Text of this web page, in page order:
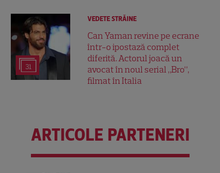
31
VEDETE STRĂINE
Can Yaman revine pe ecrane
într-o ipostază complet
diferită. Actorul joacă un
avocat în noul serial „Bro”,
filmat în Italia
ARTICOLE PARTENERI